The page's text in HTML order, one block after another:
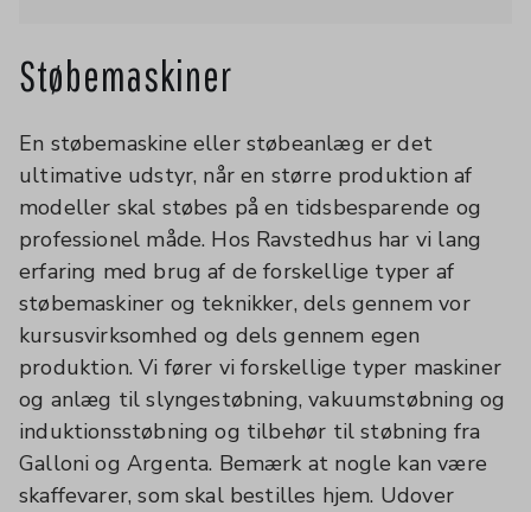
Støbemaskiner
En støbemaskine eller støbeanlæg er det
ultimative udstyr, når en større produktion af
modeller skal støbes på en tidsbesparende og
professionel måde. Hos Ravstedhus har vi lang
erfaring med brug af de forskellige typer af
støbemaskiner og teknikker, dels gennem vor
kursusvirksomhed og dels gennem egen
produktion. Vi fører vi forskellige typer maskiner
og anlæg til slyngestøbning, vakuumstøbning og
induktionsstøbning og tilbehør til støbning fra
Galloni og Argenta. Bemærk at nogle kan være
skaffevarer, som skal bestilles hjem. Udover